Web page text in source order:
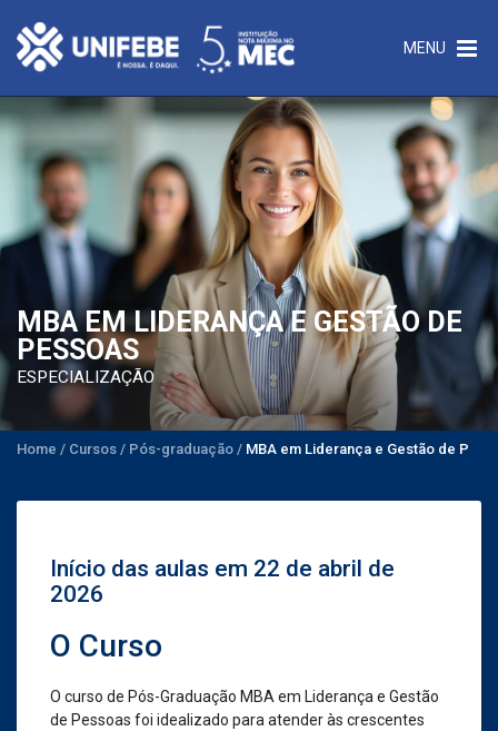
MENU
MBA EM LIDERANÇA E GESTÃO DE
PESSOAS
ESPECIALIZAÇÃO
Home / Cursos / Pós-graduação / MBA em Liderança e Gestão de
Início das aulas em 22 de abril de
2026
O Curso
O curso de Pós-Graduação MBA em Liderança e Gestão
de Pessoas foi idealizado para atender às crescentes